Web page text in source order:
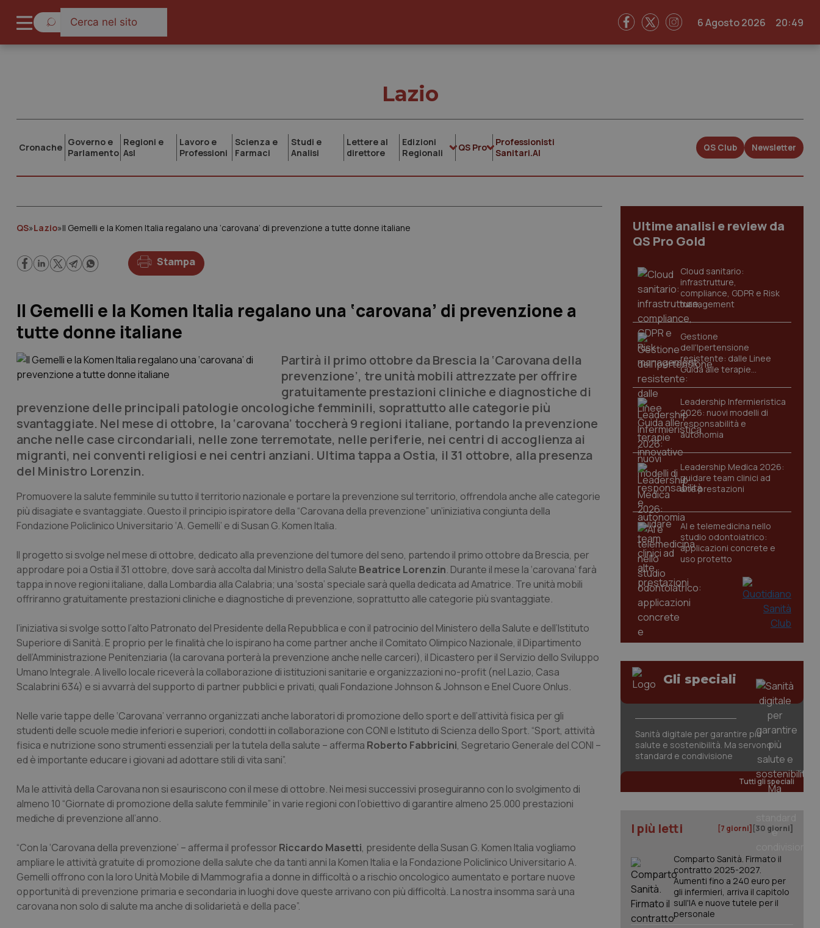
6 Agosto 2026 20:49
Lazio
Cronache Governo e
Parlamento
Regioni e
Asl
Lavoro e
Professioni
Scienza e
Farmaci
Studi e
Analisi
Lettere al
direttore
Edizioni
Regionali
QS Pro
Professionisti
Sanitari.AI
QS Club Newsletter
QS»Lazio»Il Gemelli e la Komen Italia regalano una ‘carovana’ di prevenzione a tutte donne italiane
Stampa
Il Gemelli e la Komen Italia regalano una ‘carovana’ di prevenzione a
tutte donne italiane
Partirà il primo ottobre da Brescia la ‘Carovana della
prevenzione’, tre unità mobili attrezzate per offrire
gratuitamente prestazioni cliniche e diagnostiche di
prevenzione delle principali patologie oncologiche femminili, soprattutto alle categorie più
svantaggiate. Nel mese di ottobre, la ‘carovana’ toccherà 9 regioni italiane, portando la prevenzione
anche nelle case circondariali, nelle zone terremotate, nelle periferie, nei centri di accoglienza ai
migranti, nei conventi religiosi e nei centri anziani. Ultima tappa a Ostia, il 31 ottobre, alla presenza
del Ministro Lorenzin.
Promuovere la salute femminile su tutto il territorio nazionale e portare la prevenzione sul territorio, offrendola anche alle categorie
più disagiate e svantaggiate. Questo il principio ispiratore della “Carovana della prevenzione” un’iniziativa congiunta della
Fondazione Policlinico Universitario ‘A. Gemelli’ e di Susan G. Komen Italia.
Il progetto si svolge nel mese di ottobre, dedicato alla prevenzione del tumore del seno, partendo il primo ottobre da Brescia, per
approdare poi a Ostia il 31 ottobre, dove sarà accolta dal Ministro della Salute Beatrice Lorenzin. Durante il mese la ‘carovana’ farà
tappa in nove regioni italiane, dalla Lombardia alla Calabria; una ‘sosta’ speciale sarà quella dedicata ad Amatrice. Tre unità mobili
offriranno gratuitamente prestazioni cliniche e diagnostiche di prevenzione, soprattutto alle categorie più svantaggiate.
l’iniziativa si svolge sotto l’alto Patronato del Presidente della Repubblica e con il patrocinio del Ministero della Salute e dell’Istituto
Superiore di Sanità. E proprio per le finalità che lo ispirano ha come partner anche il Comitato Olimpico Nazionale, il Dipartimento
dell’Amministrazione Penitenziaria (la carovana porterà la prevenzione anche nelle carceri), il Dicastero per il Servizio dello Sviluppo
Umano Integrale. A livello locale riceverà la collaborazione di istituzioni sanitarie e organizzazioni no-profit (nel Lazio, Casa
Scalabrini 634) e si avvarrà del supporto di partner pubblici e privati, quali Fondazione Johnson & Johnson e Enel Cuore Onlus.
Nelle varie tappe delle ‘Carovana’ verranno organizzati anche laboratori di promozione dello sport e dell’attività fisica per gli
studenti delle scuole medie inferiori e superiori, condotti in collaborazione con CONI e Istituto di Scienza dello Sport. “Sport, attività
fisica e nutrizione sono strumenti essenziali per la tutela della salute – afferma Roberto Fabbricini, Segretario Generale del CONI –
ed è importante educare i giovani ad adottare stili di vita sani”.
Ma le attività della Carovana non si esauriscono con il mese di ottobre. Nei mesi successivi proseguiranno con lo svolgimento di
almeno 10 “Giornate di promozione della salute femminile” in varie regioni con l’obiettivo di garantire almeno 25.000 prestazioni
mediche di prevenzione all’anno.
“Con la ‘Carovana della prevenzione’ – afferma il professor Riccardo Masetti, presidente della Susan G. Komen Italia vogliamo
ampliare le attività gratuite di promozione della salute che da tanti anni la Komen Italia e la Fondazione Policlinico Universitario A.
Gemelli offrono con la loro Unità Mobile di Mammografia a donne in difficoltà o a rischio oncologico aumentato e portare nuove
opportunità di prevenzione primaria e secondaria in luoghi dove queste arrivano con più difficoltà. La nostra insomma sarà una
carovana non solo di salute ma anche di solidarietà e della pace”.
Ultime analisi e review da
QS Pro Gold
Cloud sanitario:
infrastrutture,
compliance, GDPR e Risk
management
Gestione
dell'Ipertensione
resistente: dalle Linee
Guida alle terapie
innovative
Leadership Infermieristica
2026: nuovi modelli di
responsabilità e
autonomia
Leadership Medica 2026:
guidare team clinici ad
alte prestazioni
AI e telemedicina nello
studio odontoiatrico:
applicazioni concrete e
uso protetto
Gli speciali
Sanità digitale per garantire più
salute e sostenibilità. Ma servono
standard e condivisione
Tutti gli speciali
I più letti [7 giorni] [30 giorni]
Comparto Sanità. Firmato il
contratto 2025-2027.
Aumenti fino a 240 euro per
gli infermieri, arriva il capitolo
sull'IA e nuove tutele per il
personale